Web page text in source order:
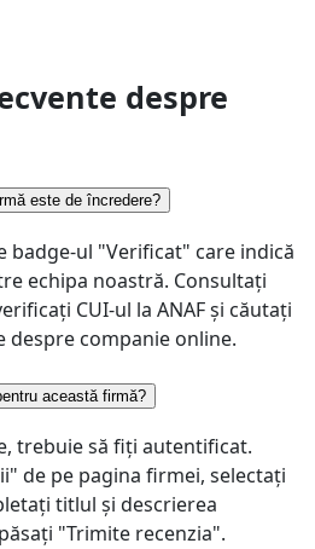
despre
este de încredere?
badge-ul "Verificat" care indică
echipa noastră. Consultați
CUI-ul la ANAF și căutați
companie online.
această firmă?
trebuie să fiți autentificat.
de pe pagina firmei, selectați
titlul și descrierea
"Trimite recenzia".